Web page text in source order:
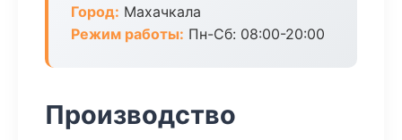
Город: Махачкала
Режим работы: Пн-Сб: 08:00-20:00
Производство